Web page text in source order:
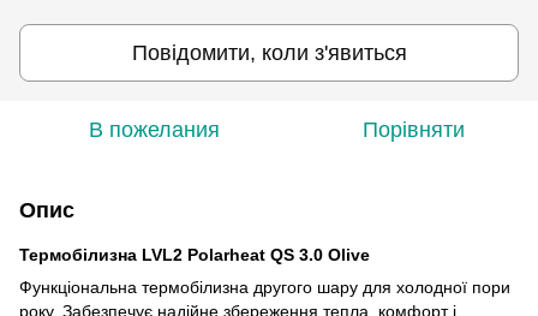
Повідомити, коли з'явиться
В пожелания Порівняти
Опис
Термобілизна LVL2 Polarheat QS 3.0 Olive
Функціональна термобілизна другого шару для холодної пори
року. Забезпечує надійне збереження тепла, комфорт і